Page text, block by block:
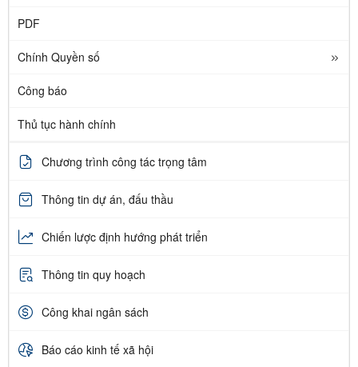
PDF
Chính Quyền số
Công báo
Thủ tục hành chính
Chương trình công tác trọng tâm
Thông tin dự án, đấu thầu
Chiến lược định hướng phát triển
Thông tin quy hoạch
Công khai ngân sách
Báo cáo kinh tế xã hội